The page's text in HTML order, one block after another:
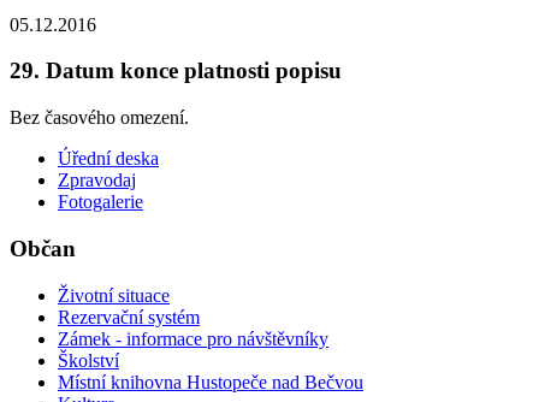
05.12.2016
29. Datum konce platnosti popisu
Bez časového omezení.
Úřední deska
Zpravodaj
Fotogalerie
Občan
Životní situace
Rezervační systém
Zámek - informace pro návštěvníky
Školství
Místní knihovna Hustopeče nad Bečvou